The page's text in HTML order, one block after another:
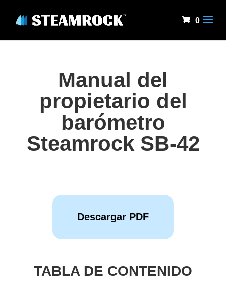
0
Manual del
propietario del
barómetro
Steamrock SB-42
Descargar PDF
TABLA DE CONTENIDO